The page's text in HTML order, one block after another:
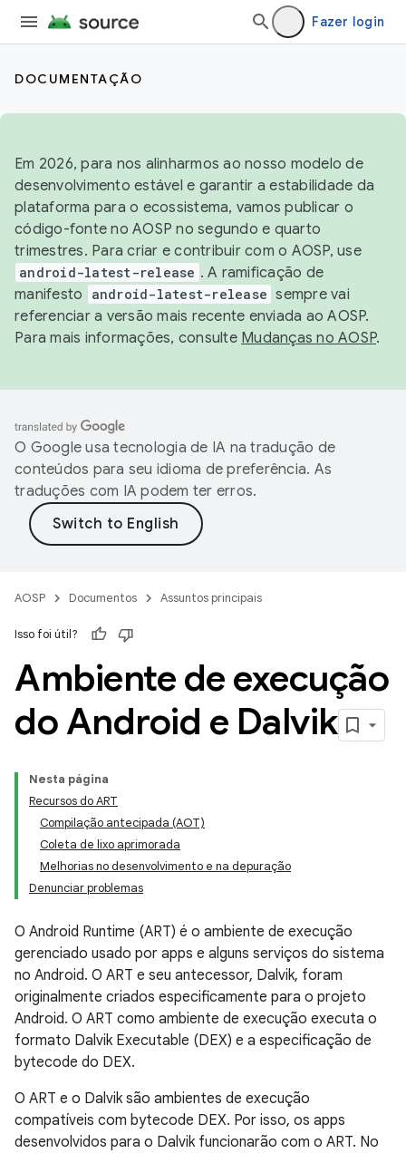
Fazer login
DOCUMENTAÇÃO
Em 2026, para nos alinharmos ao nosso modelo de
desenvolvimento estável e garantir a estabilidade da
plataforma para o ecossistema, vamos publicar o
código-fonte no AOSP no segundo e quarto
trimestres. Para criar e contribuir com o AOSP, use
android-latest-release . A ramificação de
manifesto
android-latest-release sempre vai
referenciar a versão mais recente enviada ao AOSP.
Para mais informações, consulte Mudanças no AOSP.
O Google usa tecnologia de IA na tradução de
conteúdos para seu idioma de preferência. As
traduções com IA podem ter erros.
AOSP Documentos Assuntos principais
Isso foi útil?
Ambiente de execução
do Android e Dalvik
Nesta página
Recursos do ART
Compilação antecipada (AOT)
Coleta de lixo aprimorada
Melhorias no desenvolvimento e na depuração
Denunciar problemas
O Android Runtime (ART) é o ambiente de execução
gerenciado usado por apps e alguns serviços do sistema
no Android. O ART e seu antecessor, Dalvik, foram
originalmente criados especificamente para o projeto
Android. O ART como ambiente de execução executa o
formato Dalvik Executable (DEX) e a especificação de
bytecode do DEX.
O ART e o Dalvik são ambientes de execução
compatíveis com bytecode DEX. Por isso, os apps
desenvolvidos para o Dalvik funcionarão com o ART. No